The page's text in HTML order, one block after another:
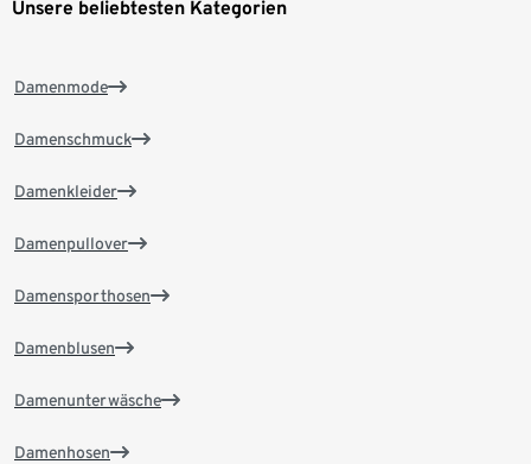
Unsere beliebtesten Kategorien
Damenmode
Damenschmuck
Damenkleider
Damenpullover
Damensporthosen
Damenblusen
Damenunterwäsche
Damenhosen